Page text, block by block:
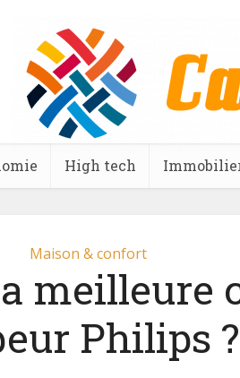
High tech
Maison & confort
meilleure
Philips ?